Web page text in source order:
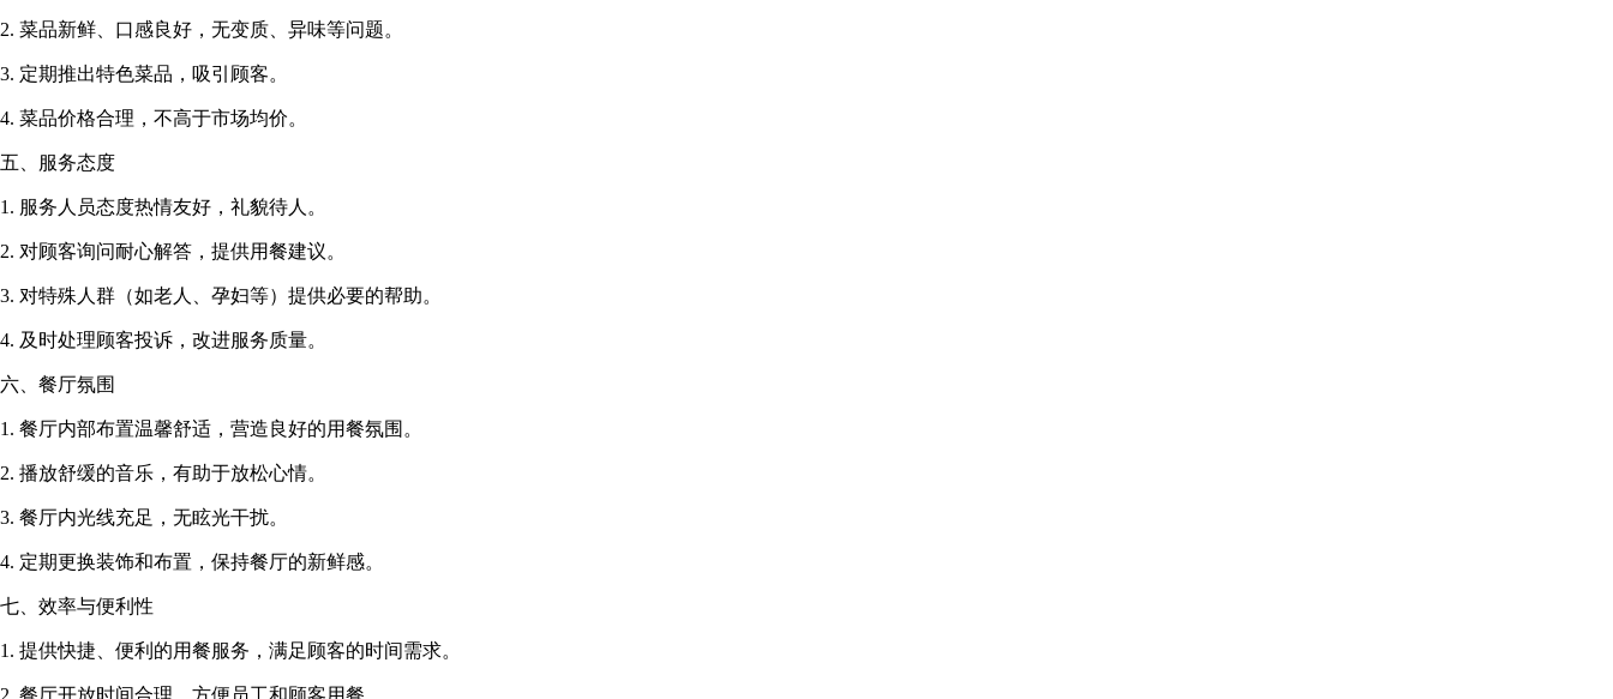
2. 菜品新鲜、口感良好，无变质、异味等问题。
3. 定期推出特色菜品，吸引顾客。
4. 菜品价格合理，不高于市场均价。
五、服务态度
1. 服务人员态度热情友好，礼貌待人。
2. 对顾客询问耐心解答，提供用餐建议。
3. 对特殊人群（如老人、孕妇等）提供必要的帮助。
4. 及时处理顾客投诉，改进服务质量。
六、餐厅氛围
1. 餐厅内部布置温馨舒适，营造良好的用餐氛围。
2. 播放舒缓的音乐，有助于放松心情。
3. 餐厅内光线充足，无眩光干扰。
4. 定期更换装饰和布置，保持餐厅的新鲜感。
七、效率与便利性
1. 提供快捷、便利的用餐服务，满足顾客的时间需求。
2. 餐厅开放时间合理，方便员工和顾客用餐。